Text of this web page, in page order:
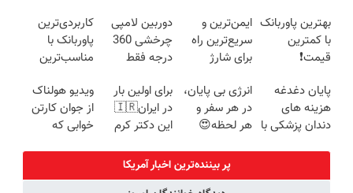
های بی برقی⚡
تخفیف رو از
دست نده👌🏻
پرداخت درب
منزل)
بهترین پاوربانک
با کمترین
قیمت❗
ایمن‌ترین و
سریع‌ترین راه
برای شارژ
دوربین لامپی
چرخشی 360
درجه فقط
🔥 پرداخت
درب منزل
کاربردی‌ترین
پاوربانک با
مناسب‌ترین
پایان دغدغه
هزینه های
دندان پزشکی با
کننده خانگی
انرژی بی پایان،
در هر سفر و
هر لحظه😍
شیائومی با
تخفیف ویژه🔥
برای اولین بار
در ایران🇮🇷
این دکتر کرم
روزه ساخت!
ویدیو هولناک
از جوان کارتن
خوابی که
پر بیننده‌ترین اخبار آمریکا